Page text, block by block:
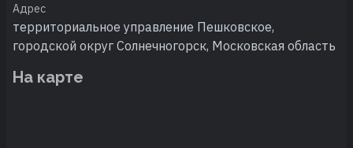
Адрес
территориальное управление Пешковское,
городской округ Солнечногорск, Московская область
На карте